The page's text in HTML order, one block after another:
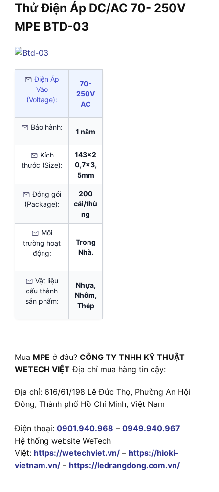
Thử Điện Áp DC/AC 70- 250V
MPE BTD-03
Điện Áp
Vào
(Voltage):
70-
250V
AC
Bảo hành:
1 năm
Kích
thước (Size):
143×2
0,7×3,
5mm
Đóng gói
(Package):
200
cái/thù
ng
Môi
trường hoạt
động:
Trong
Nhà.
Vật liệu
cấu thành
sản phẩm:
Nhựa,
Nhôm,
Thép
Mua MPE ở đâu? CÔNG TY TNHH KỸ THUẬT
WETECH VIỆT Địa chỉ mua hàng tin cậy:
Địa chỉ: 616/61/198 Lê Đức Thọ, Phường An Hội
Đông, Thành phố Hồ Chí Minh, Việt Nam
Điện thoại: 0901.940.968 – 0949.940.967
Hệ thống website WeTech
Việt: https://wetechviet.vn/ – https://hioki-
vietnam.vn/ – https://ledrangdong.com.vn/